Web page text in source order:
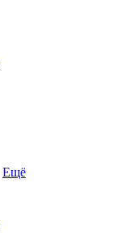
Ещё